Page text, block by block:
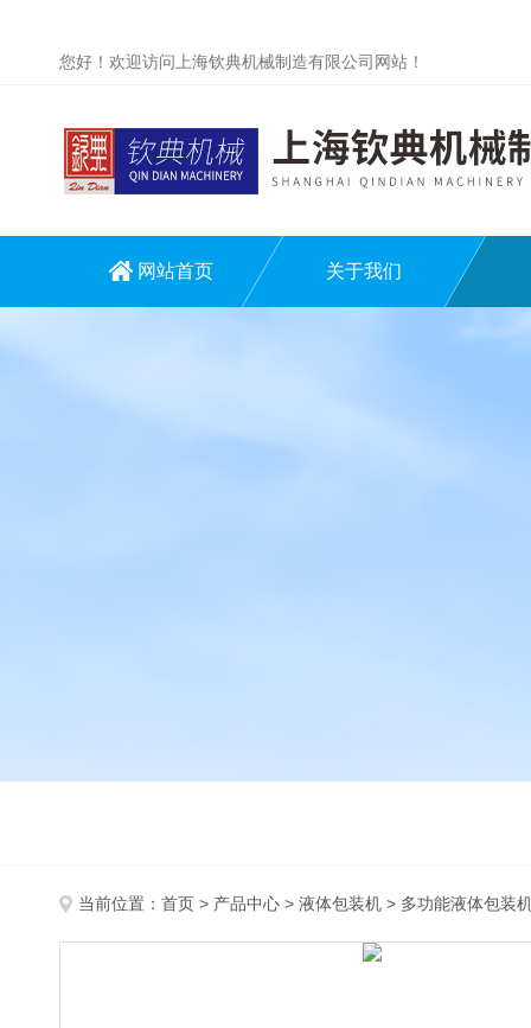
您好！欢迎访问上海钦典机械制造有限公司网站！
网站首页 关于我们
当前位置： 首页 > 产品中心 > 液体包装机 > 多功能液体包装